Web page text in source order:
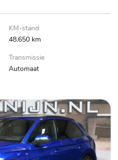
KM-stand
48.650 km
Transmissie
Automaat